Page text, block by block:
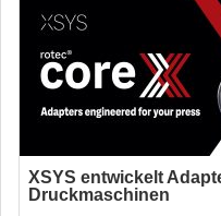
XSYS entwickelt
Druckmaschinen